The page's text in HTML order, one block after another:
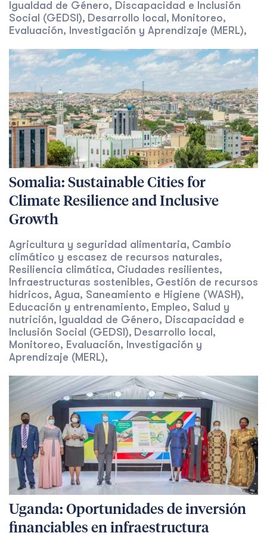
Igualdad de Género, Discapacidad e Inclusión
Social (GEDSI), Desarrollo local , Monitoreo,
Evaluación, Investigación y Aprendizaje (MERL),
Somalia: Sustainable Cities for
Climate Resilience and Inclusive
Growth
Agricultura y seguridad alimentaria, Cambio
climático y escasez de recursos naturales,
Resiliencia climática, Ciudades resilientes,
Infraestructuras sostenibles, Gestión de recursos
hídricos, Agua, Saneamiento e Higiene (WASH),
Educación y entrenamiento, Empleo, Salud y
nutrición, Igualdad de Género, Discapacidad e
Inclusión Social (GEDSI), Desarrollo local ,
Monitoreo, Evaluación, Investigación y
Aprendizaje (MERL),
Uganda: Oportunidades de inversión
financiables en infraestructura